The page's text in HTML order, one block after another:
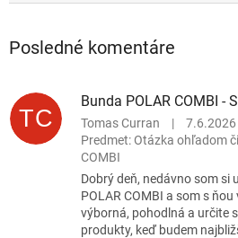
Posledné komentáre
TC
Bunda POLAR COMBI -
Tomas Curran | 7.6.2026
Predmet: Otázka ohľadom
COMBI
Dobrý deň, nedávno som si
POLAR COMBI a som s
výborná, pohodlná a určite
produkty, keď budem